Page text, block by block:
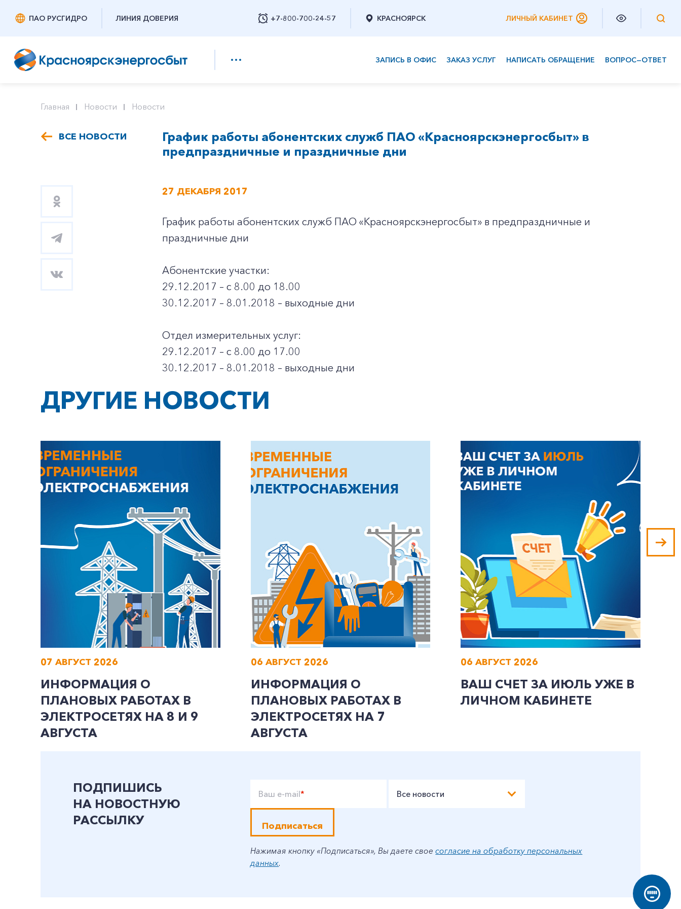
ПАО РУСГИДРО ЛИНИЯ ДОВЕРИЯ +7-800-700-24-57
Заказать обратный звонок
КРАСНОЯРСК ЛИЧНЫЙ КАБИНЕТ
ЗАПИСЬ В ОФИС ЗАКАЗ УСЛУГ НАПИСАТЬ ОБРАЩЕНИЕ ВОПРОС—ОТВЕТ
+7-800-700-24-57
Заказать обратный звонок
Частным клиентам
Корпоративным клиентам
Главная Новости Новости
ВСЕ НОВОСТИ
График работы абонентских служб ПАО «Красноярскэнергосбыт» в
предпраздничные и праздничные дни
27 ДЕКАБРЯ 2017
График работы абонентских служб ПАО «Красноярскэнергосбыт» в предпраздничные и
праздничные дни
Абонентские участки:
29.12.2017 – с 8.00 до 18.00
30.12.2017 – 8.01.2018 – выходные дни
Отдел измерительных услуг:
29.12.2017 – с 8.00 до 17.00
30.12.2017 – 8.01.2018 – выходные дни
ДРУГИЕ НОВОСТИ
07 АВГУСТ 2026
ИНФОРМАЦИЯ О
ПЛАНОВЫХ РАБОТАХ В
ЭЛЕКТРОСЕТЯХ НА 8 И 9
АВГУСТА
06 АВГУСТ 2026
ИНФОРМАЦИЯ О
ПЛАНОВЫХ РАБОТАХ В
ЭЛЕКТРОСЕТЯХ НА 7
АВГУСТА
06 АВГУСТ 2026
ВАШ СЧЕТ ЗА ИЮЛЬ УЖЕ В
ЛИЧНОМ КАБИНЕТЕ
ПОДПИШИСЬ
НА НОВОСТНУЮ
РАССЫЛКУ
Ваш e-mail* Все новости
Подписаться
Нажимая кнопку «Подписаться», Вы даете своесогласие на обработку персональных
данных.